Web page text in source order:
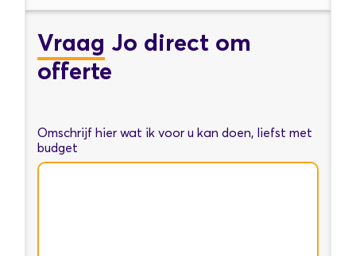
Vraag Jo direct om
offerte
Omschrijf hier wat ik voor u kan doen, liefst met
budget